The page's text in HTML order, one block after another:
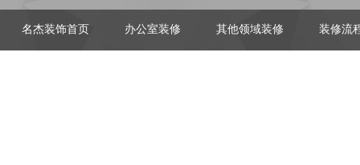
名杰装饰首页 办公室装修 其他领域装修 装修流